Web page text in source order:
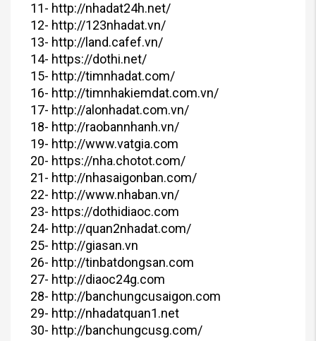
11- http://nhadat24h.net/
12- http://123nhadat.vn/
13- http://land.cafef.vn/
14- https://dothi.net/
15- http://timnhadat.com/
16- http://timnhakiemdat.com.vn/
17- http://alonhadat.com.vn/
18- http://raobannhanh.vn/
19- http://www.vatgia.com
20- https://nha.chotot.com/
21- http://nhasaigonban.com/
22- http://www.nhaban.vn/
23- https://dothidiaoc.com
24- http://quan2nhadat.com/
25- http://giasan.vn
26- http://tinbatdongsan.com
27- http://diaoc24g.com
28- http://banchungcusaigon.com
29- http://nhadatquan1.net
30- http://banchungcusg.com/